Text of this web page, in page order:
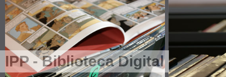
IPP - Biblioteca Digital